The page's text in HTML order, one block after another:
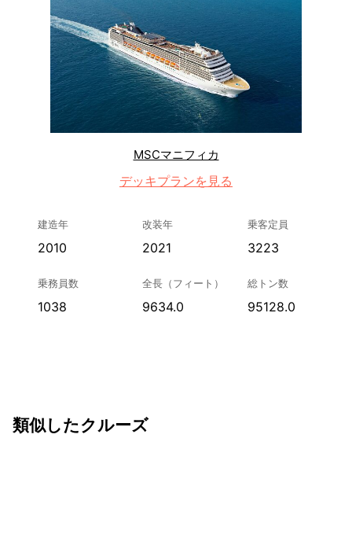
MSCマニフィカ
デッキプランを見る
建造年
2010
改装年
2021
乗客定員
3223
乗務員数
1038
全長（フィート）
9634.0
総トン数
95128.0
類似したクルーズ